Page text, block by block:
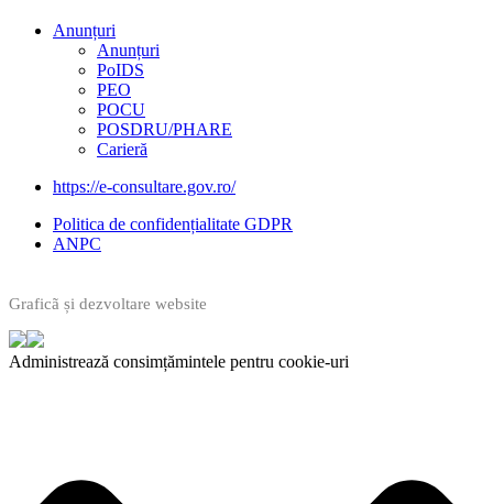
Anunțuri
Anunțuri
PoIDS
PEO
POCU
POSDRU/PHARE
Carieră
https://e-consultare.gov.ro/
Politica de confidențialitate GDPR
ANPC
Graficã și dezvoltare website
Administrează consimțămintele pentru cookie-uri